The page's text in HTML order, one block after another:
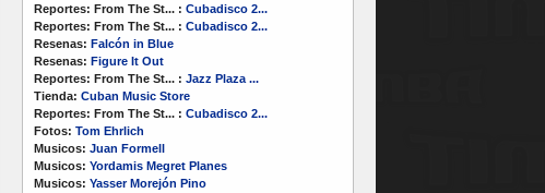
Reportes: From The St... : Cubadisco 2...
Reportes: From The St... : Cubadisco 2...
Resenas: Falcón in Blue
Resenas: Figure It Out
Reportes: From The St... : Jazz Plaza ...
Tienda: Cuban Music Store
Reportes: From The St... : Cubadisco 2...
Fotos: Tom Ehrlich
Musicos: Juan Formell
Musicos: Yordamis Megret Planes
Musicos: Yasser Morejón Pino